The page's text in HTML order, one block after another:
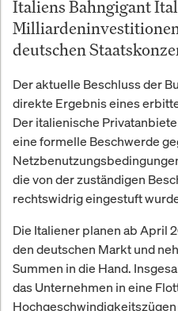
Italiens Bahngigant
deutschen
Der aktuelle Beschluss der
direkte Ergebnis eines
Der italienische
eine formelle Beschwerde
die von der zuständigen
rechtswidrig eingestuft
Die Italiener planen ab April
den deutschen Markt und
Summen in die Hand.
das Unternehmen in eine